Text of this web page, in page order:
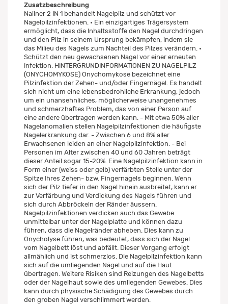
Zusatzbeschreibung
Nailner 2 IN 1 behandelt Nagelpilz und schützt vor
Nagelpilzinfektionen. • Ein einzigartiges Trägersystem
ermöglicht, dass die Inhaltsstoffe den Nagel durchdringen
und den Pilz in seinem Ursprung bekämpfen, indem sie
das Milieu des Nagels zum Nachteil des Pilzes verändern. •
Schützt den neu gewachsenen Nagel vor einer erneuten
Infektion. HINTERGRUNDINFORMATIONEN ZU NAGELPILZ
(ONYCHOMYKOSE) Onychomykose bezeichnet eine
Pilzinfektion der Zehen- und/oder Fingernägel. Es handelt
sich nicht um eine lebensbedrohliche Erkrankung, jedoch
um ein unansehnliches, möglicherweise unangenehmes
und schmerzhaftes Problem, das von einer Person auf
eine andere übertragen werden kann. - Mit etwa 50% aller
Nagelanomalien stellen Nagelpilzinfektionen die häufigste
Nagelerkrankung dar. - Zwischen 6 und 8% aller
Erwachsenen leiden an einer Nagelpilzinfektion. - Bei
Personen im Alter zwischen 40 und 60 Jahren beträgt
dieser Anteil sogar 15-20%. Eine Nagelpilzinfektion kann in
Form einer (weiss oder gelb) verfärbten Stelle unter der
Spitze Ihres Zehen- bzw. Fingernagels beginnen. Wenn
sich der Pilz tiefer in den Nagel hinein ausbreitet, kann er
zur Verfärbung und Verdickung des Nagels führen und
sich durch Abbröckeln der Ränder äussern.
Nagelpilzinfektionen verdicken auch das Gewebe
unmittelbar unter der Nagelplatte und können dazu
führen, dass die Nagelränder abheben. Dies kann zu
Onycholyse führen, was bedeutet, dass sich der Nagel
vom Nagelbett löst und abfällt. Dieser Vorgang erfolgt
allmählich und ist schmerzlos. Die Nagelpilzinfektion kann
sich auf die umliegenden Nägel und auf die Haut
übertragen. Weitere Risiken sind Reizungen des Nagelbetts
oder der Nagelhaut sowie des umliegenden Gewebes. Dies
kann durch physische Schädigung des Gewebes durch
den groben Nagel verschlimmert werden.